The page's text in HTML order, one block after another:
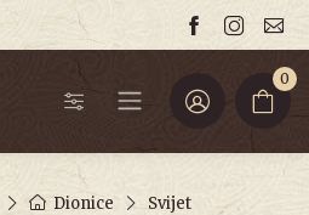
0
Dionice Svijet